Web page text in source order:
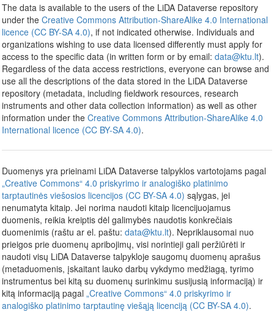
The data is available to the users of the LiDA Dataverse repository
under the Creative Commons Attribution-ShareAlike 4.0 International
licence (CC BY-SA 4.0), if not indicated otherwise. Individuals and
organizations wishing to use data licensed differently must apply for
access to the specific data (in written form or by email: data@ktu.lt).
Regardless of the data access restrictions, everyone can browse and
use all the descriptions of the data stored in the LiDA Dataverse
repository (metadata, including fieldwork resources, research
instruments and other data collection information) as well as other
information under the Creative Commons Attribution-ShareAlike 4.0
International licence (CC BY-SA 4.0).
Duomenys yra prieinami LiDA Dataverse talpyklos vartotojams pagal
„Creative Commons“ 4.0 priskyrimo ir analogiško platinimo
tarptautinės viešosios licencijos (CC BY-SA 4.0) sąlygas, jei
nenumatyta kitaip. Jei norima naudoti kitaip licencijuojamus
duomenis, reikia kreiptis dėl galimybės naudotis konkrečiais
duomenimis (raštu ar el. paštu: data@ktu.lt). Nepriklausomai nuo
prieigos prie duomenų apribojimų, visi norintieji gali peržiūrėti ir
naudoti visų LiDA Dataverse talpykloje saugomų duomenų aprašus
(metaduomenis, įskaitant lauko darbų vykdymo medžiagą, tyrimo
instrumentus bei kitą su duomenų surinkimu susijusią informaciją) ir
kitą informaciją pagal „Creative Commons“ 4.0 priskyrimo ir
analogiško platinimo tarptautinę viešąją licenciją (CC BY-SA 4.0).